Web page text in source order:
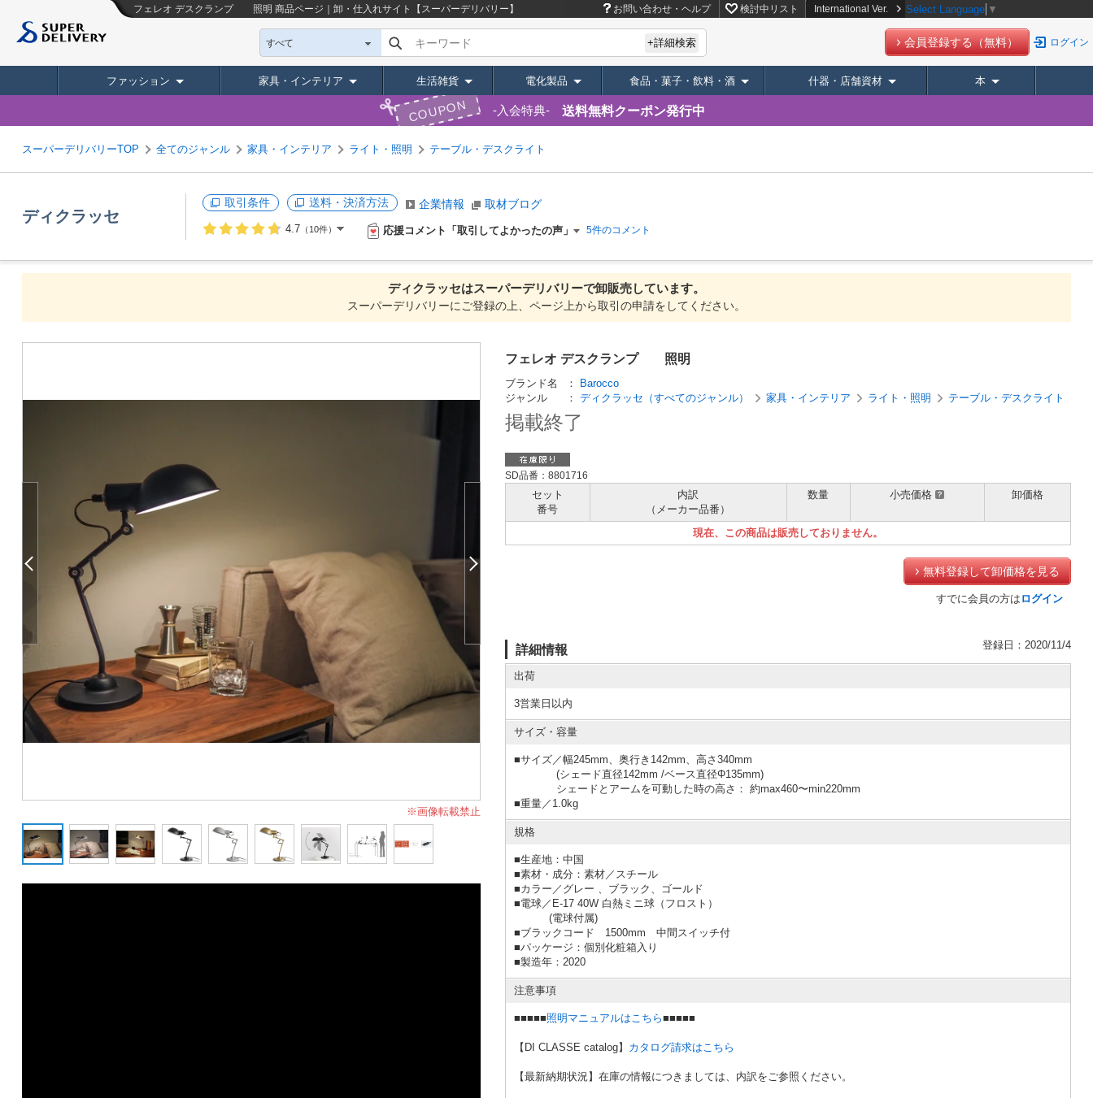
フェレオ デスクランプ 照明 商品ページ｜卸・仕入れサイト【スーパーデリバリー】 お問い合わせ・ヘルプ 検討中リスト International Ver. Select Language ▼
すべて キーワード +詳細検索 会員登録する（無料） ログイン
ファッション 家具・インテリア 生活雑貨 電化製品 食品・菓子・飲料・酒 什器・店舗資材 本
COUPON 入会特典 送料無料クーポン発行中
スーパーデリバリーTOP 全てのジャンル 家具・インテリア ライト・照明 テーブル・デスクライト
ディクラッセ
取引条件 送料・決済方法 企業情報 取材ブログ
4.7（10件） 応援コメント「取引してよかったの声」 5件のコメント
ディクラッセはスーパーデリバリーで卸販売しています。
スーパーデリバリーにご登録の上、ページ上から取引の申請をしてください。
※画像転載禁止
フェレオ デスクランプ 照明
ブランド名 ：
Barocco
ジャンル
： ディクラッセ（すべてのジャンル） 家具・インテリア ライト・照明 テーブル・デスクライト
掲載終了
SD品番：8801716
セット
番号
内訳
（メーカー品番）
数量 小売価格 卸価格
現在、この商品は販売しておりません。
無料登録して卸価格を見る
すでに会員の方は ログイン
詳細情報 登録日：2020/11/4
出荷
3営業日以内
サイズ・容量
■サイズ／幅245mm、奥行き142mm、高さ340mm
(シェード直径142mm /ベース直径Φ135mm)
シェードとアームを可動した時の高さ： 約max460〜min220mm
■重量／1.0kg
規格
■生産地：中国
■素材・成分：素材／スチール
■カラー／グレー 、ブラック、ゴールド
■電球／E-17 40W 白熱ミニ球（フロスト）
(電球付属)
■ブラックコード 1500mm 中間スイッチ付
■パッケージ：個別化粧箱入り
■製造年：2020
注意事項
■■■■■照明マニュアルはこちら■■■■■
【DI CLASSE catalog】 カタログ請求はこちら
【最新納期状況】在庫の情報につきましては、内訳をご参照ください。